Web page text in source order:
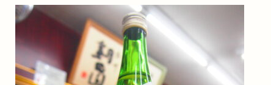
獺祭特集
日本酒